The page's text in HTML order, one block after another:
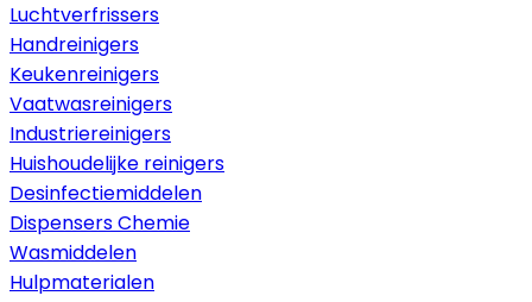
Luchtverfrissers
Handreinigers
Keukenreinigers
Vaatwasreinigers
Industriereinigers
Huishoudelijke reinigers
Desinfectiemiddelen
Dispensers Chemie
Wasmiddelen
Hulpmaterialen